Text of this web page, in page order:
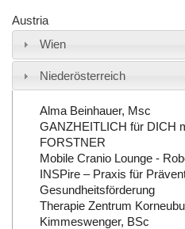
Austria
Wien
Niederösterreich
Alma Beinhauer, Msc
GANZHEITLICH für DICH
FORSTNER
Mobile Cranio Lounge -
INSPire – Praxis für
Gesundheitsförderung
Therapie Zentrum
Kimmeswenger, BSc